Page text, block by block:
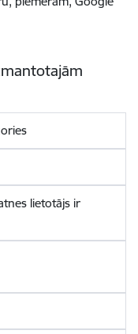
lietotājs ir